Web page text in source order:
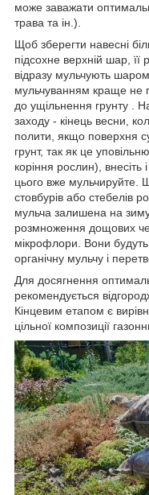
може заважати
трава та ін.).
Щоб зберегти навесні
підсохне верхній шар,
відразу мульчують
мульчуванням краще не
до ущільнення грунту .
заходу - кінець весни,
полити, якщо поверхня
грунт, так як це
коріння рослин), внесіть
цього вже мульчируйте.
стовбурів або стебелів
мульча залишена на
розмноження дощових
мікрофлори. Вони
органічну мульчу і
Для досягнення
рекомендується
Кінцевим етапом є
цільної композиції